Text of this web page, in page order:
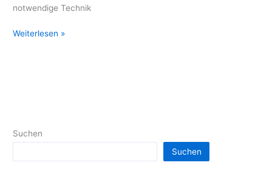
notwendige Technik
Photovoltaik
Weiterlesen »
Suchen
Suchen